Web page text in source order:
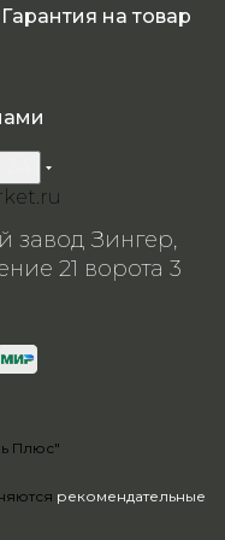
Гарантия на товар
рекомендательные
завод Зингер,
21 ворота 3
Плюс"